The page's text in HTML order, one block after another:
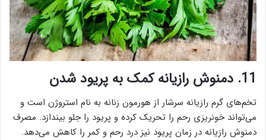
11. دمنوش رازیانه کمک به پریود شدن
تخم‌های گرم رازیانه سرشار از هورمون زنانه به نام استروژن است و
می‌تواند خونریزی رحم را تحریک کرده و پریود را جلو بیندازد. مصرف
دمنوش رازیانه در زمان پریود نیز درد رحم و کمر را کاهش می‌دهد.